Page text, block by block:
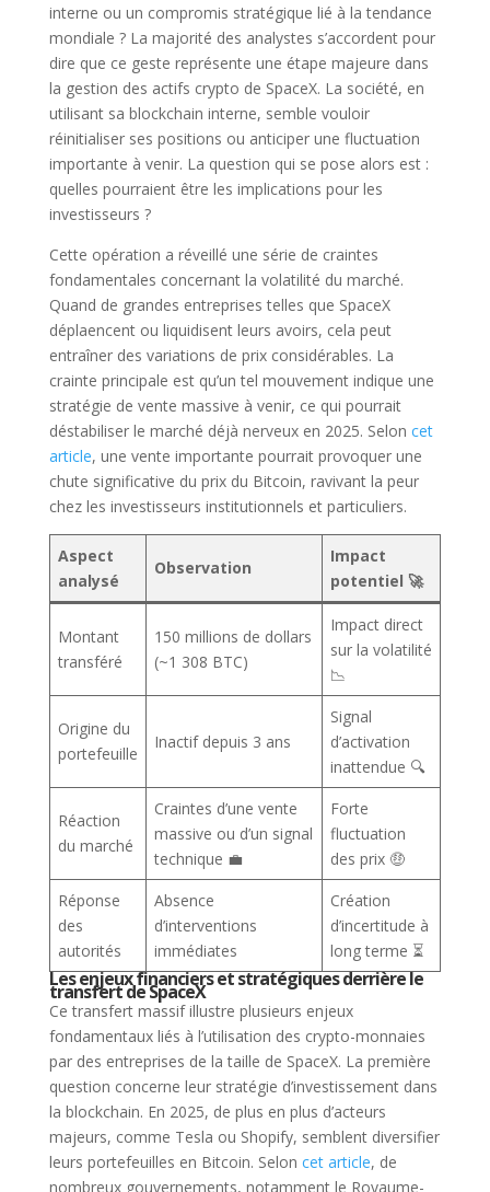
interne ou un compromis stratégique lié à la tendance
mondiale ? La majorité des analystes s’accordent pour
dire que ce geste représente une étape majeure dans
la gestion des actifs crypto de SpaceX. La société, en
utilisant sa blockchain interne, semble vouloir
réinitialiser ses positions ou anticiper une fluctuation
importante à venir. La question qui se pose alors est :
quelles pourraient être les implications pour les
investisseurs ?
Cette opération a réveillé une série de craintes
fondamentales concernant la volatilité du marché.
Quand de grandes entreprises telles que SpaceX
déplaencent ou liquidisent leurs avoirs, cela peut
entraîner des variations de prix considérables. La
crainte principale est qu’un tel mouvement indique une
stratégie de vente massive à venir, ce qui pourrait
déstabiliser le marché déjà nerveux en 2025. Selon cet
article, une vente importante pourrait provoquer une
chute significative du prix du Bitcoin, ravivant la peur
chez les investisseurs institutionnels et particuliers.
Aspect
analysé
Observation
Impact
potentiel 🚀
Montant
transféré
150 millions de dollars
(~1 308 BTC)
Impact direct
sur la volatilité
📉
Origine du
portefeuille
Inactif depuis 3 ans
Signal
d’activation
inattendue 🔍
Réaction
du marché
Craintes d’une vente
massive ou d’un signal
technique 💼
Forte
fluctuation
des prix 🤑
Réponse
des
autorités
Absence
d’interventions
immédiates
Création
d’incertitude à
long terme ⏳
Les enjeux financiers et stratégiques derrière le
transfert de SpaceX
Ce transfert massif illustre plusieurs enjeux
fondamentaux liés à l’utilisation des crypto-monnaies
par des entreprises de la taille de SpaceX. La première
question concerne leur stratégie d’investissement dans
la blockchain. En 2025, de plus en plus d’acteurs
majeurs, comme Tesla ou Shopify, semblent diversifier
leurs portefeuilles en Bitcoin. Selon cet article, de
nombreux gouvernements, notamment le Royaume-